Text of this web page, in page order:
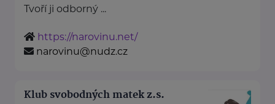
Tvoří ji odborný ...
https://narovinu.net/
narovinu@nudz.cz
Klub svobodných matek z.s.